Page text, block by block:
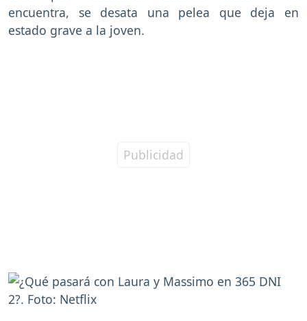
encuentra, se desata una pelea que deja en
estado grave a la joven.